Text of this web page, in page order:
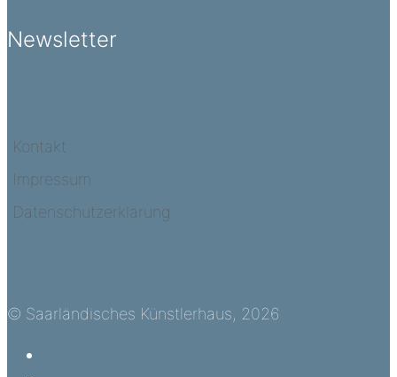
Newsletter
Kontakt
Impressum
Datenschutzerklärung
© Saarländisches Künstlerhaus, 2026